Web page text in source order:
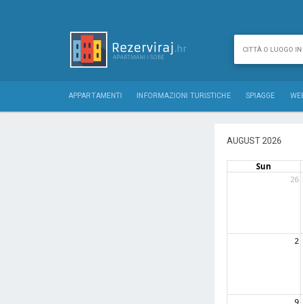
APPARTAMENTI INFORMAZIONI TURISTICHE SPIAGGE
AUGUST 2026
Sun
26
2
9